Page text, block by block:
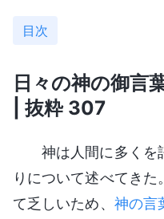
目次
日々の神の御言
| 抜粋 307
神は人間に多くを
りについて述べてき
て乏しいため、 神の言